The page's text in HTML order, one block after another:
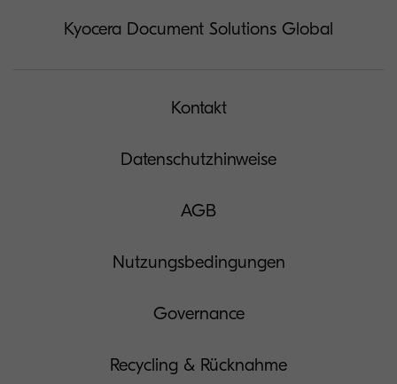
Kyocera Document Solutions Global
Kontakt
Datenschutzhinweise
AGB
Nutzungsbedingungen
Governance
Recycling & Rücknahme